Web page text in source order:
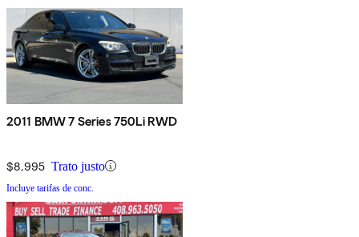
2011 BMW 7 Series 750Li RWD
$8,995 Trato justo
Incluye tarifas de conc.